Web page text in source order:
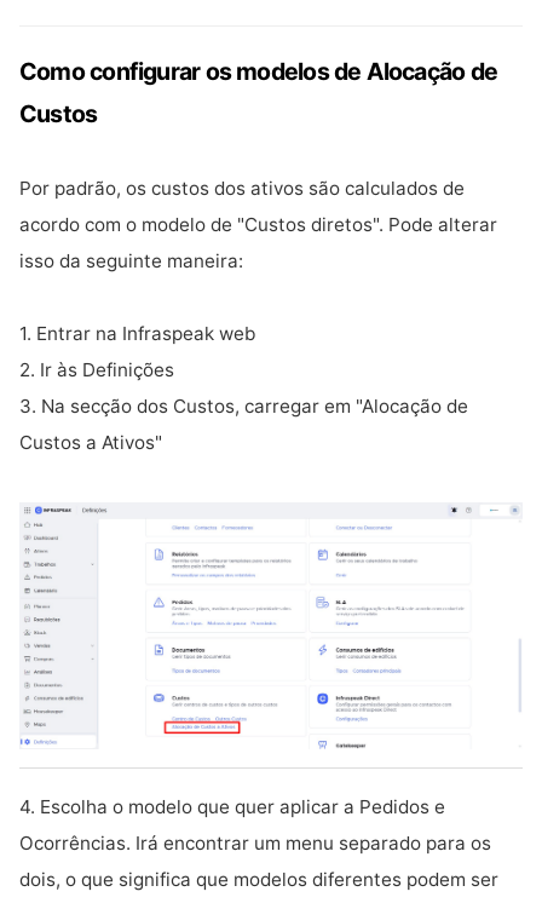
Como configurar os modelos de Alocação de
Custos
Por padrão, os custos dos ativos são calculados de
acordo com o modelo de "Custos diretos". Pode alterar
isso da seguinte maneira:
1. Entrar na Infraspeak web
2. Ir às Definições
3. Na secção dos Custos, carregar em "Alocação de
Custos a Ativos"
4. Escolha o modelo que quer aplicar a Pedidos e
Ocorrências. Irá encontrar um menu separado para os
dois, o que significa que modelos diferentes podem ser